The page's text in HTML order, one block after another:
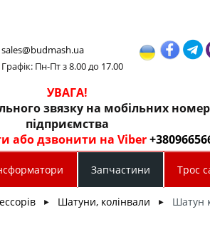
sales@budmash.ua
Графік: Пн-Пт з 8.00 до 17.00
УВАГА!
звязку на мобільних
підприємства
або дзвонити на Viber
Запчастини Трос
► Шатуни, колінвали ► Шатун